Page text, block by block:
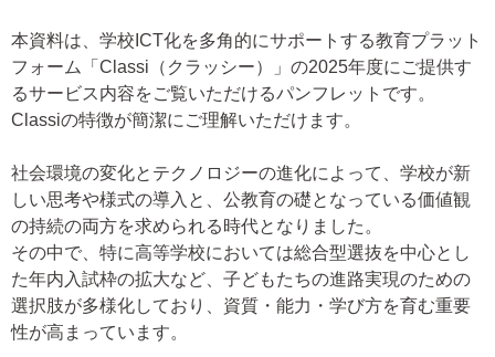
本資料は、学校ICT化を多角的にサポートする教育プラット
フォーム「Classi（クラッシー）」の2025年度にご提供す
るサービス内容をご覧いただけるパンフレットです。
Classiの特徴が簡潔にご理解いただけます。
社会環境の変化とテクノロジーの進化によって、学校が新
しい思考や様式の導入と、公教育の礎となっている価値観
の持続の両方を求められる時代となりました。
その中で、特に高等学校においては総合型選抜を中心とし
た年内入試枠の拡大など、子どもたちの進路実現のための
選択肢が多様化しており、資質・能力・学び方を育む重要
性が高まっています。